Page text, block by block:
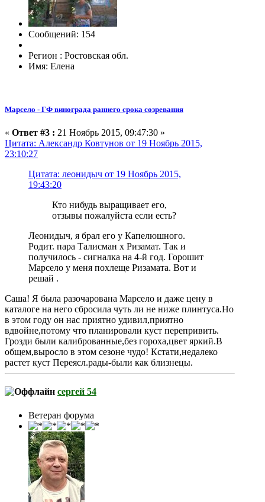
Сообщений: 154
Регион : Ростовская обл.
Имя: Елена
Марсело - ГФ винограда раннего срока созревания
« Ответ #3 : 21 Ноябрь 2015, 09:47:30 »
Цитата: Александр Ковтунов от 19 Ноябрь 2015,
23:10:27
Цитата: леонидыч от 19 Ноябрь 2015,
19:43:20
Кто нибудь выращивает его,
отзывы пожалуйста если есть?
Леонидыч, я брал его у Капелюшного.
Родит. пара Талисман х Ризамат. Так и
получилось - сигналка на 4-й год. Горошит
Марсело у меня похлеще Ризамата. Вот и
решай .
Саша! Я была разочарована Марсело и даже цену в
каталоге на него сбросила чуть ли не ниже плинтуса.Но
в этом году он нас приятно удивил,приятно
вдвойне,потому что планировали куст перепривить.
Грозди были калиброванные,без гороха,цвет яркий.В
общем,выросло в этом сезоне чудо! Кстати,недалеко
растет куст Переясл.рады-были как близнецы.
сергей 54
Ветеран форума